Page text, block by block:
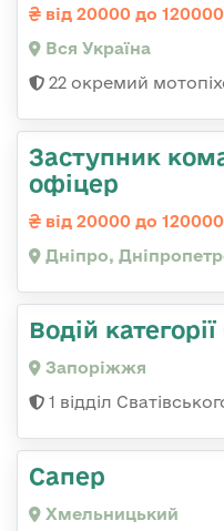
від 20000 до
Вся Україна
22 окремий
Заступник
офіцер
від 20000 до
Дніпро,
Водій категорії
Запоріжжя
1 відділ
Сапер
Хмельницький